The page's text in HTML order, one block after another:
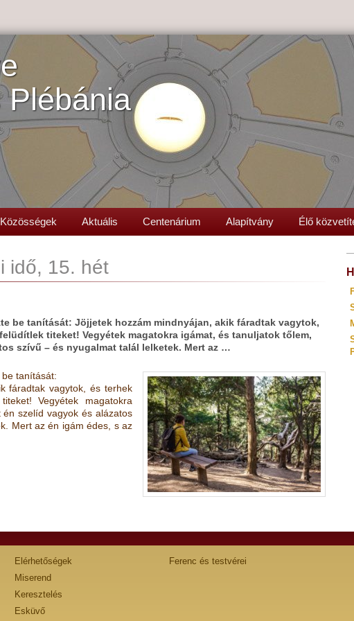
Plébánia
Közösségek Aktuális Centenárium Alapítvány Élő
idő, 15. hét
be tanítását: Jöjjetek hozzám mindnyájan, akik fáradtak vagytok,
titeket! Vegyétek magatokra igámat, és tanuljatok tőlem,
szívű – és nyugalmat talál lelketek. Mert az …
tanítását:
fáradtak vagytok, és terhek
Vegyétek magatokra
szelíd vagyok és alázatos
Mert az én igám édes, s az
Elérhetőségek
Miserend
Keresztelés
Esküvő
Ferenc és testvérei